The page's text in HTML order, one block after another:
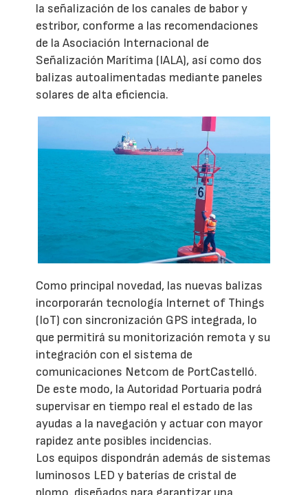
la señalización de los canales de babor y
estribor, conforme a las recomendaciones
de la Asociación Internacional de
Señalización Marítima (IALA), así como dos
balizas autoalimentadas mediante paneles
solares de alta eficiencia.
Como principal novedad, las nuevas balizas
incorporarán tecnología Internet of Things
(IoT) con sincronización GPS integrada, lo
que permitirá su monitorización remota y su
integración con el sistema de
comunicaciones Netcom de PortCastelló.
De este modo, la Autoridad Portuaria podrá
supervisar en tiempo real el estado de las
ayudas a la navegación y actuar con mayor
rapidez ante posibles incidencias.
Los equipos dispondrán además de sistemas
luminosos LED y baterías de cristal de